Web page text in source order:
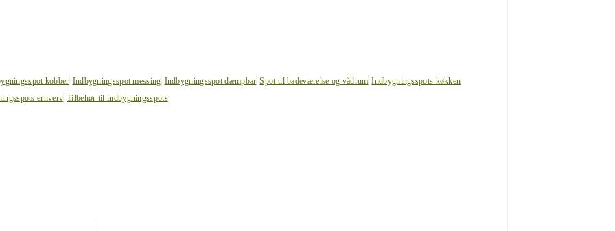
kobber Indbygningsspot messing Indbygningsspot dæmpbar Spot til badeværelse og vådrum Indbygningsspots køkken
erhverv Tilbehør til indbygningsspots